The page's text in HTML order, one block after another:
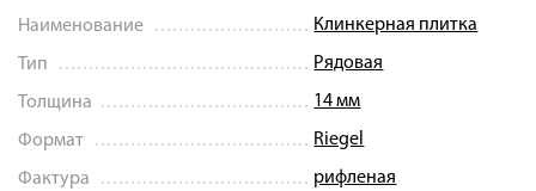
Наименование Клинкерная плитка
Тип Рядовая
Толщина 14 мм
Формат Riegel
Фактура рифленая